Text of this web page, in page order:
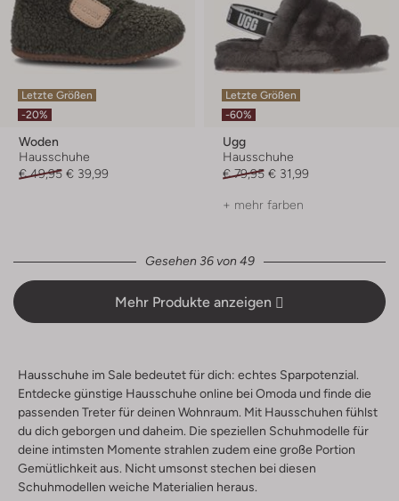
Letzte Größen
-20%
Woden
Hausschuhe
€ 49,95 € 39,99
Letzte Größen
-60%
Ugg
Hausschuhe
€ 79,95 € 31,99
+ mehr farben
Gesehen 36 von 49
Mehr Produkte anzeigen
Hausschuhe im Sale bedeutet für dich: echtes Sparpotenzial.
Entdecke günstige Hausschuhe online bei Omoda und finde die
passenden Treter für deinen Wohnraum. Mit Hausschuhen fühlst
du dich geborgen und daheim. Die speziellen Schuhmodelle für
deine intimsten Momente strahlen zudem eine große Portion
Gemütlichkeit aus. Nicht umsonst stechen bei diesen
Schuhmodellen weiche Materialien heraus.